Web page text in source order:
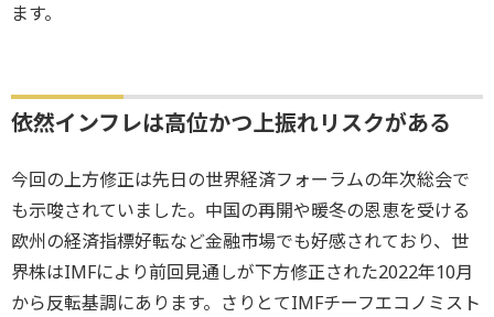
ます。
依然インフレは高位かつ上振れリスクがある
今回の上方修正は先日の世界経済フォーラムの年次総会で
も示唆されていました。中国の再開や暖冬の恩恵を受ける
欧州の経済指標好転など金融市場でも好感されており、世
界株はIMFにより前回見通しが下方修正された2022年10月
から反転基調にあります。さりとてIMFチーフエコノミスト